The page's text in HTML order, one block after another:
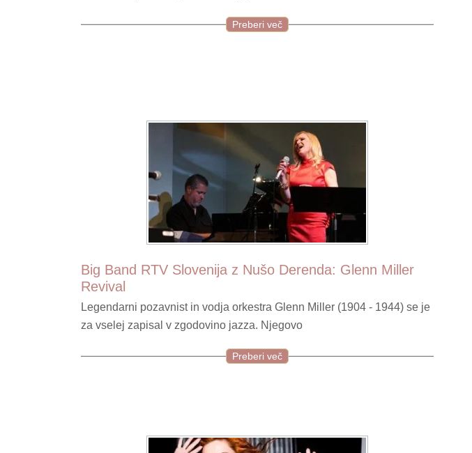
Preberi več
Big Band RTV Slovenija z Nušo Derenda: Glenn Miller
Revival
Legendarni pozavnist in vodja orkestra Glenn Miller (1904 - 1944) se je
za vselej zapisal v zgodovino jazza. Njegovo
Preberi več